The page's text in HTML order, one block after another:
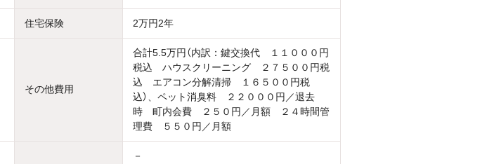
住宅保険 2万円2年
その他費用
合計5.5万円（内訳：鍵交換代 １１０００円
税込 ハウスクリーニング ２７５００円税
込 エアコン分解清掃 １６５００円税
込）、ペット消臭料 ２２０００円／退去
時 町内会費 ２５０円／月額 ２４時間管
理費 ５５０円／月額
－